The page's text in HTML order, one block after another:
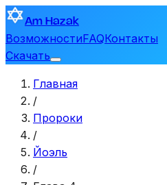
Am Hazak
ВозможностиFAQКонтакты
Скачать
Главная
/
Пророки
/
Йоэль
/